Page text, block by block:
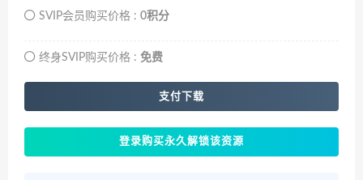
SVIP会员购买价格 : 0积分
终身SVIP购买价格 : 免费
支付下载
登录购买永久解锁该资源